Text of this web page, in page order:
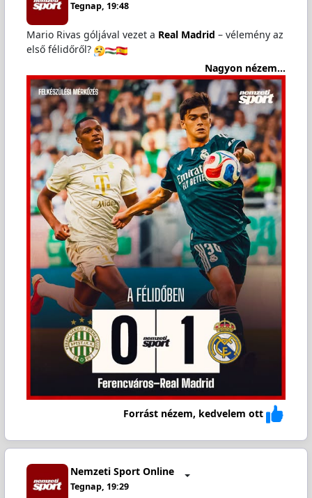
Tegnap, 19:48
Mario Rivas góljával vezet a Real Madrid – vélemény az
első félidőről?
Nagyon nézem...
Forrást nézem, kedvelem ott
Nemzeti Sport Online
Tegnap, 19:29